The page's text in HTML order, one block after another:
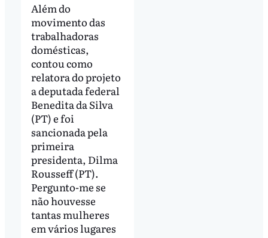
Além do
movimento das
trabalhadoras
domésticas,
contou como
relatora do projeto
a deputada federal
Benedita da Silva
(PT) e foi
sancionada pela
primeira
presidenta, Dilma
Rousseff (PT).
Pergunto-me se
não houvesse
tantas mulheres
em vários lugares